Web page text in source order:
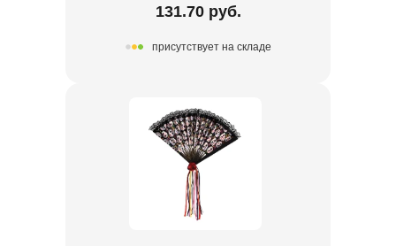
131.70 руб.
присутствует на складе